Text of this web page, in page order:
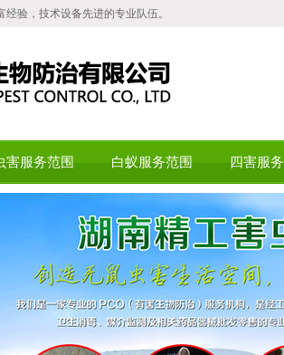
验，技术设备先进的专业队伍。
害服务范围 白蚁服务范围 四害服